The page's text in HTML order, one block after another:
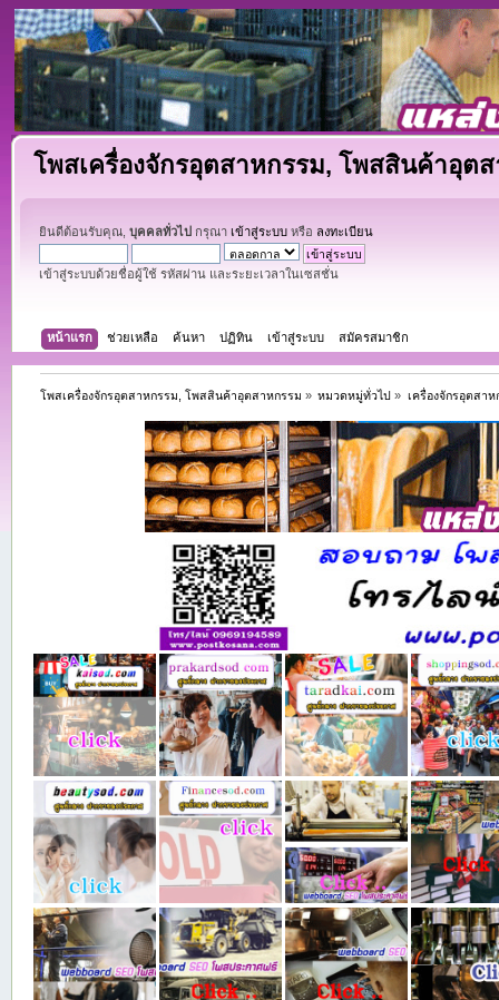
โพสเครื่องจักรอุตสาหกรรม, โพสสินค้าอุต
ยินดีต้อนรับคุณ, บุคคลทั่วไป กรุณา เข้าสู่ระบบหรือ ลงทะเบียน
เข้าสู่ระบบด้วยชื่อผู้ใช้ รหัสผ่าน และระยะเวลาในเซสชั่น
หน้าแรก ช่วยเหลือ ค้นหา ปฏิทิน เข้าสู่ระบบ สมัครสมาชิก
โพสเครื่องจักรอุตสาหกรรม, โพสสินค้าอุตสาหกรรม » หมวดหมู่ทั่วไป » เครื่องจักรอุตสา